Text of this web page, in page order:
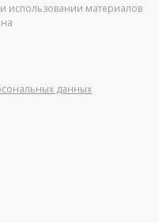
использовании материалов
данных